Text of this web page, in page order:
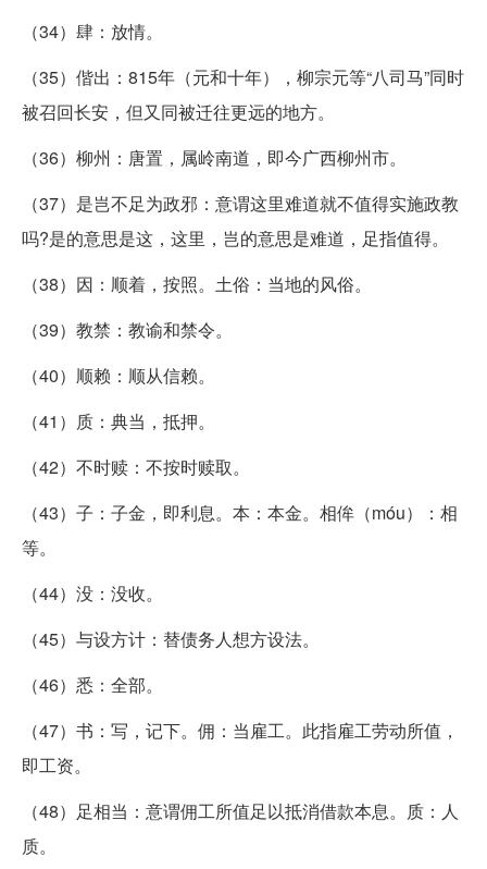
（34）肆：放情。
（35）偕出：815年（元和十年），柳宗元等“八司马”同时
被召回长安，但又同被迁往更远的地方。
（36）柳州：唐置，属岭南道，即今广西柳州市。
（37）是岂不足为政邪：意谓这里难道就不值得实施政教
吗?是的意思是这，这里，岂的意思是难道，足指值得。
（38）因：顺着，按照。土俗：当地的风俗。
（39）教禁：教谕和禁令。
（40）顺赖：顺从信赖。
（41）质：典当，抵押。
（42）不时赎：不按时赎取。
（43）子：子金，即利息。本：本金。相侔（móu）：相
等。
（44）没：没收。
（45）与设方计：替债务人想方设法。
（46）悉：全部。
（47）书：写，记下。佣：当雇工。此指雇工劳动所值，
即工资。
（48）足相当：意谓佣工所值足以抵消借款本息。质：人
质。